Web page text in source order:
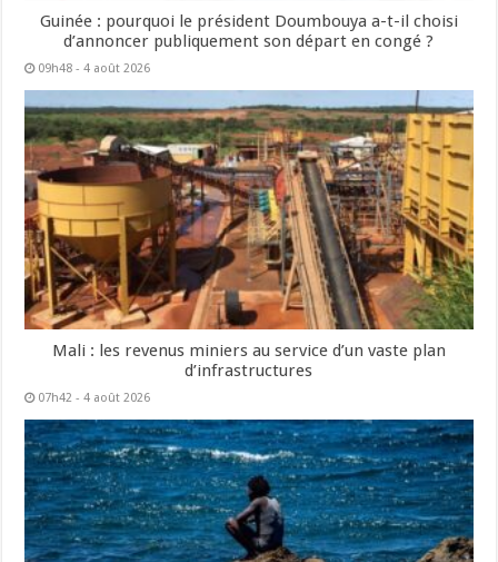
Guinée : pourquoi le président Doumbouya a-t-il choisi
d’annoncer publiquement son départ en congé ?
09h48 - 4 août 2026
Mali : les revenus miniers au service d’un vaste plan
d’infrastructures
07h42 - 4 août 2026